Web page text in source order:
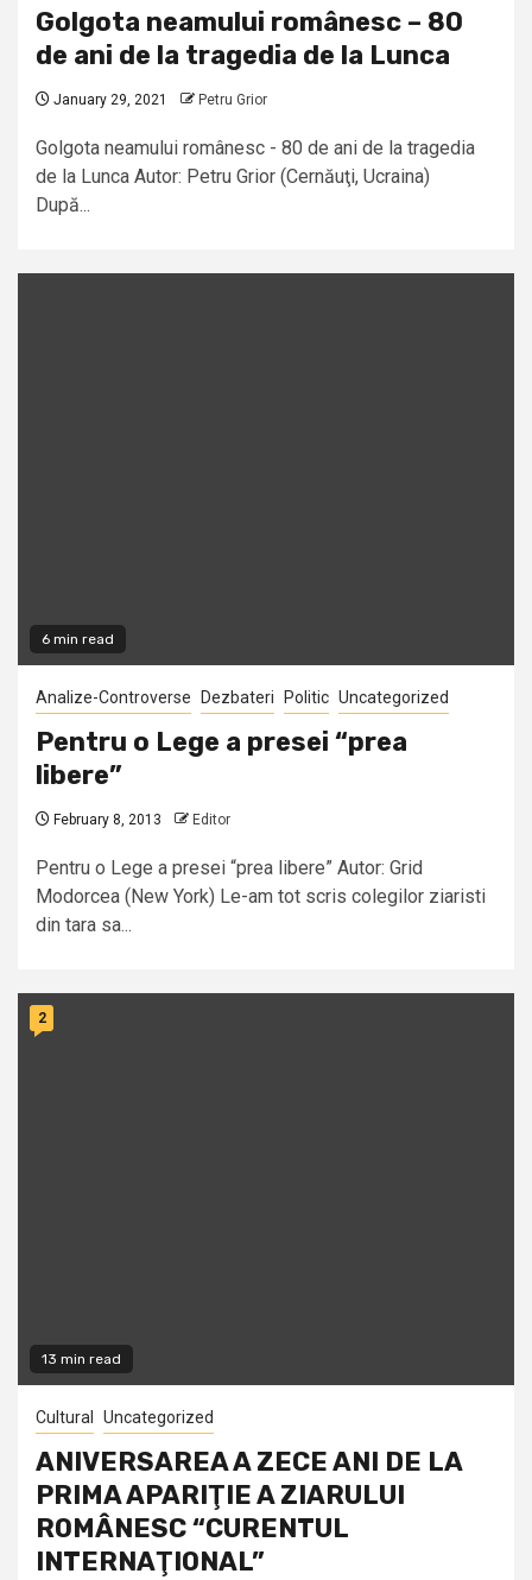
Golgota neamului românesc – 80
de ani de la tragedia de la Lunca
January 29, 2021 Petru Grior
Golgota neamului românesc - 80 de ani de la tragedia
de la Lunca Autor: Petru Grior (Cernăuţi, Ucraina)
După...
6 min read
Analize-Controverse Dezbateri Politic Uncategorized
Pentru o Lege a presei “prea
libere”
February 8, 2013 Editor
Pentru o Lege a presei “prea libere” Autor: Grid
Modorcea (New York) Le-am tot scris colegilor ziaristi
din tara sa...
13 min read
2
Cultural Uncategorized
ANIVERSAREA A ZECE ANI DE LA
PRIMA APARIŢIE A ZIARULUI
ROMÂNESC “CURENTUL
INTERNAŢIONAL”